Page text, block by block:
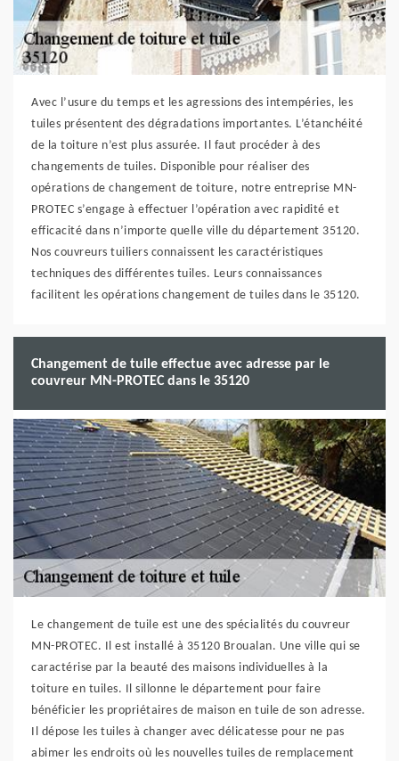
Avec l’usure du temps et les agressions des intempéries, les
tuiles présentent des dégradations importantes. L’étanchéité
de la toiture n’est plus assurée. Il faut procéder à des
changements de tuiles. Disponible pour réaliser des
opérations de changement de toiture, notre entreprise MN-
PROTEC s’engage à effectuer l’opération avec rapidité et
efficacité dans n’importe quelle ville du département 35120.
Nos couvreurs tuiliers connaissent les caractéristiques
techniques des différentes tuiles. Leurs connaissances
facilitent les opérations changement de tuiles dans le 35120.
Changement de tuile effectue avec adresse par le
couvreur MN-PROTEC dans le 35120
Le changement de tuile est une des spécialités du couvreur
MN-PROTEC. Il est installé à 35120 Broualan. Une ville qui se
caractérise par la beauté des maisons individuelles à la
toiture en tuiles. Il sillonne le département pour faire
bénéficier les propriétaires de maison en tuile de son adresse.
Il dépose les tuiles à changer avec délicatesse pour ne pas
abimer les endroits où les nouvelles tuiles de remplacement